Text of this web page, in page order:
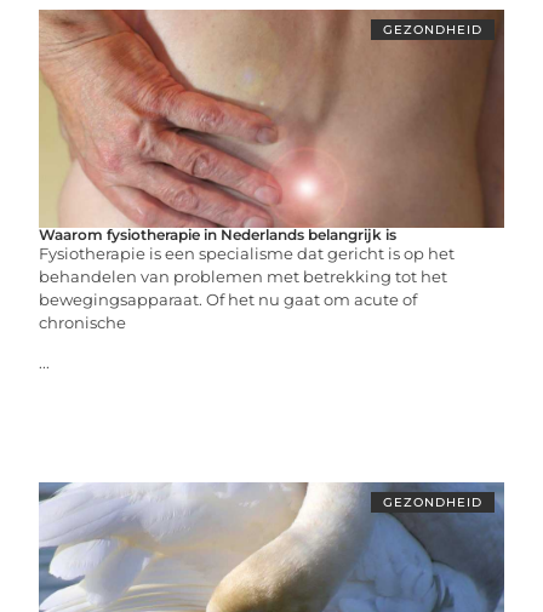
GEZONDHEID
Waarom fysiotherapie in Nederlands belangrijk is
Fysiotherapie is een specialisme dat gericht is op het
behandelen van problemen met betrekking tot het
bewegingsapparaat. Of het nu gaat om acute of
chronische
...
GEZONDHEID